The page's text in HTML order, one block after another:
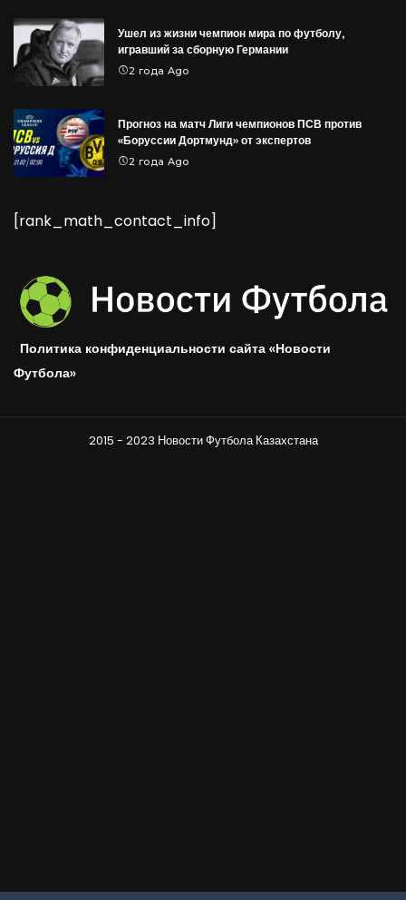
Ушел из жизни чемпион мира по футболу,
игравший за сборную Германии
2 года Ago
Прогноз на матч Лиги чемпионов ПСВ против
«Боруссии Дортмунд» от экспертов
2 года Ago
[rank_math_contact_info]
Политика конфиденциальности сайта «Новости
Футбола»
2015 - 2023 Новости Футбола Казахстана